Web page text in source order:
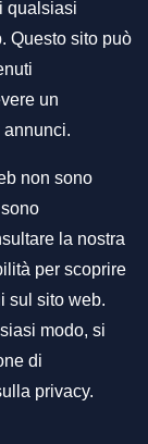
qualsiasi
Questo sito può
un
non sono
la nostra
per scoprire
sul sito web.
modo, si
di
privacy.